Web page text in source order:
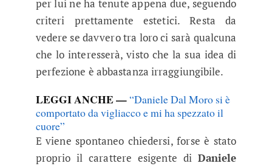
per lui ne ha tenute appena due, seguendo
criteri prettamente estetici. Resta da
vedere se davvero tra loro ci sarà qualcuna
che lo interesserà, visto che la sua idea di
perfezione è abbastanza irraggiungibile.
LEGGI ANCHE —“Daniele Dal Moro si è
comportato da vigliacco e mi ha spezzato il
cuore”
E viene spontaneo chiedersi, forse è stato
proprio il carattere esigente di Daniele